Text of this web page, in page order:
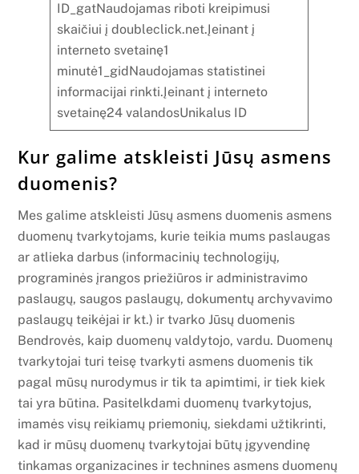
ID_gatNaudojamas riboti kreipimusi
skaičiui į doubleclick.net.Įeinant į
interneto svetainę1
minutė1_gidNaudojamas statistinei
informacijai rinkti.Įeinant į interneto
svetainę24 valandosUnikalus ID
Kur galime atskleisti Jūsų asmens
duomenis?
Mes galime atskleisti Jūsų asmens duomenis asmens
duomenų tvarkytojams, kurie teikia mums paslaugas
ar atlieka darbus (informacinių technologijų,
programinės įrangos priežiūros ir administravimo
paslaugų, saugos paslaugų, dokumentų archyvavimo
paslaugų teikėjai ir kt.) ir tvarko Jūsų duomenis
Bendrovės, kaip duomenų valdytojo, vardu. Duomenų
tvarkytojai turi teisę tvarkyti asmens duomenis tik
pagal mūsų nurodymus ir tik ta apimtimi, ir tiek kiek
tai yra būtina. Pasitelkdami duomenų tvarkytojus,
imamės visų reikiamų priemonių, siekdami užtikrinti,
kad ir mūsų duomenų tvarkytojai būtų įgyvendinę
tinkamas organizacines ir technines asmens duomenų